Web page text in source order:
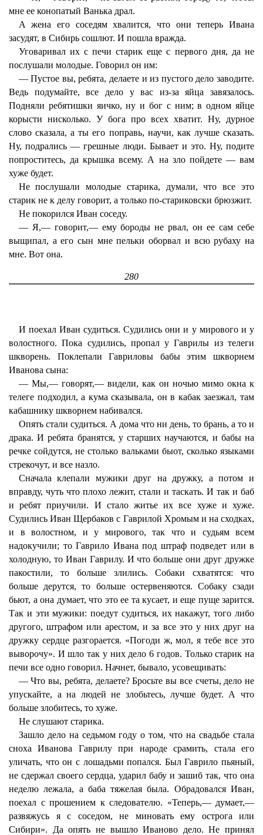
мне ее конопатый Ванька драл.
А жена его соседям хвалится, что они теперь Ивана
засудят, в Сибирь сошлют. И пошла вражда.
Уговаривал их с печи старик еще с первого дня, да не
послушали молодые. Говорил он им:
— Пустое вы, ребята, делаете и из пустого дело заводите.
Ведь подумайте, все дело у вас из-за яйца завязалось.
Подняли ребятишки яичко, ну и бог с ним; в одном яйце
корысти нисколько. У бога про всех хватит. Ну, дурное
слово сказала, а ты его поправь, научи, как лучше сказать.
Ну, подрались — грешные люди. Бывает и это. Ну, подите
попроститесь, да крышка всему. А на зло пойдете — вам
хуже будет.
Не послушали молодые старика, думали, что все это
старик не к делу говорит, а только по-стариковски брюзжит.
Не покорился Иван соседу.
— Я,— говорит,— ему бороды не рвал, он ее сам себе
выщипал, а его сын мне пельки оборвал и всю рубаху на
мне. Вот она.
280
И поехал Иван судиться. Судились они и у мирового и у
волостного. Пока судились, пропал у Гаврилы из телеги
шкворень. Поклепали Гавриловы бабы этим шкворнем
Иванова сына:
— Мы,— говорят,— видели, как он ночью мимо окна к
телеге подходил, а кума сказывала, он в кабак заезжал, там
кабашнику шкворнем набивался.
Опять стали судиться. А дома что ни день, то брань, а то и
драка. И ребята бранятся, у старших научаются, и бабы на
речке сойдутся, не столько вальками быот, сколько языками
стрекочут, и все назло.
Сначала клепали мужики друг на дружку, а потом и
вправду, чуть что плохо лежит, стали и таскать. И так и баб
и ребят приучили. И стало житье их все хуже и хуже.
Судились Иван Щербаков с Гаврилой Хромым и на сходках,
и в волостном, и у мирового, так что и судьям всем
надокучили; то Гаврило Ивана под штраф подведет или в
холодную, то Иван Гаврилу. И что больше они друг дружке
пакостили, то больше злились. Собаки схватятся: что
больше дерутся, то больше остервеняются. Собаку сзади
бьют, а она думает, что это ее та кусает, и еще пуще зарится.
Так и эти мужики: поедут судиться, их накажут, того либо
другого, штрафом или арестом, и за все это у них друг на
дружку сердце разгорается. «Погоди ж, мол, я тебе все это
выворочу». И шло так у них дело 6 годов. Только старик на
печи все одно говорил. Начнет, бывало, усовещивать:
— Что вы, ребята, делаете? Бросьте вы все счеты, дело не
упускайте, а на людей не злобьтесь, лучше будет. А что
больше злобитесь, то хуже.
Не слушают старика.
Зашло дело на седьмом году о том, что на свадьбе стала
сноха Иванова Гаврилу при народе срамить, стала его
уличать, что он с лошадьми попался. Был Гаврило пьяный,
не сдержал своего сердца, ударил бабу и зашиб так, что она
неделю лежала, а баба тяжелая была. Обрадовался Иван,
поехал с прошением к следователю. «Теперь,— думает,—
развяжусь я с соседом, не миновать ему острога или
Сибири». Да опять не вышло Иваново дело. Не принял